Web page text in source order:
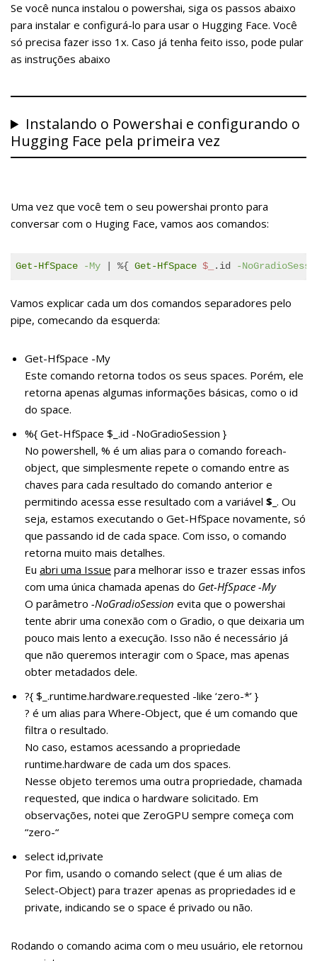
Se você nunca instalou o powershai, siga os passos abaixo
para instalar e configurá-lo para usar o Hugging Face. Você
só precisa fazer isso 1x. Caso já tenha feito isso, pode pular
as instruções abaixo
Instalando o Powershai e configurando o
Hugging Face pela primeira vez
Uma vez que você tem o seu powershai pronto para
conversar com o Huging Face, vamos aos comandos:
Get-HfSpace -My | %{ Get-HfSpace $_ .id -
language:
PowerShell
Vamos explicar cada um dos comandos separadores pelo
pipe, comecando da esquerda:
Get-HfSpace -My
Este comando retorna todos os seus spaces. Porém, ele
retorna apenas algumas informações básicas, como o id
do space.
%{ Get-HfSpace $_.id -NoGradioSession }
No powershell, % é um alias para o comando foreach-
object, que simplesmente repete o comando entre as
chaves para cada resultado do comando anterior e
permitindo acessa esse resultado com a variável $_ . Ou
seja, estamos executando o Get-HfSpace novamente, só
que passando id de cada space. Com isso, o comando
retorna muito mais detalhes.
Eu abri uma Issue para melhorar isso e trazer essas infos
com uma única chamada apenas do Get-HfSpace -My
O parâmetro -NoGradioSession evita que o powershai
tente abrir uma conexão com o Gradio, o que deixaria um
pouco mais lento a execução. Isso não é necessário já
que não queremos interagir com o Space, mas apenas
obter metadados dele.
?{ $_.runtime.hardware.requested -like ‘zero-*’ }
? é um alias para Where-Object, que é um comando que
filtra o resultado.
No caso, estamos acessando a propriedade
runtime.hardware de cada um dos spaces.
Nesse objeto teremos uma outra propriedade, chamada
requested, que indica o hardware solicitado. Em
observações, notei que ZeroGPU sempre começa com
“zero-“
select id,private
Por fim, usando o comando select (que é um alias de
Select-Object) para trazer apenas as propriedades id e
private, indicando se o space é privado ou não.
Rodando o comando acima com o meu usuário, ele retornou